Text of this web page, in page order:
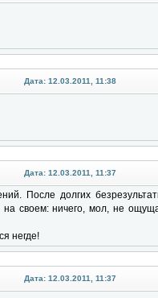
Дата: 12.03.2011, 11:38
Дата: 12.03.2011, 11:37
После долгих
на своем: ничего, мол, не
негде!
Дата: 12.03.2011, 11:37